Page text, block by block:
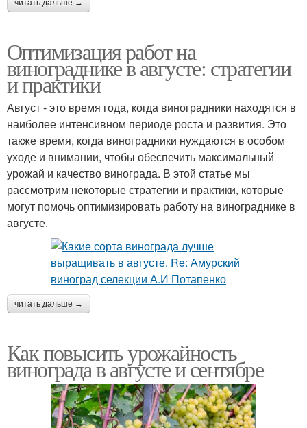
читать дальше →
Оптимизация работ на
винограднике в августе: стратегии
и практики
Август - это время года, когда виноградники находятся в
наиболее интенсивном периоде роста и развития. Это
также время, когда виноградники нуждаются в особом
уходе и внимании, чтобы обеспечить максимальный
урожай и качество винограда. В этой статье мы
рассмотрим некоторые стратегии и практики, которые
могут помочь оптимизировать работу на винограднике в
августе.
читать дальше →
Как повысить урожайность
винограда в августе и сентябре